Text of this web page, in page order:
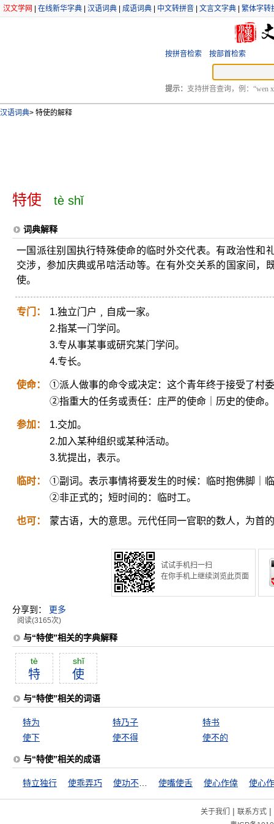
汉文学网 在线新华字典 汉语词典 成语词典 中文转拼音 文言文字典 繁体字转
按拼音检索 按部首检索
提示： 支持拼音查询，例：“wen
汉语词典> 特使的解释
特使 tè shǐ
词典解释
一国派往别国执行特殊使命的临时外交代表。有政治性和
交涉，参加庆典或吊唁活动等。在有外交关系的国家间，
使。
专门：
1.独立门户﹐自成一家。
2.指某一门学问。
3.专从事某事或研究某门学问。
4.专长。
使命：
①派人做事的命令或决定：这个青年终于接受了村
②指重大的任务或责任：庄严的使命｜历史的使命。
参加：
1.交加。
2.加入某种组织或某种活动。
3.犹提出，表示。
临时：
①副词。表示事情将要发生的时候：临时抱佛脚｜
②非正式的；短时间的：临时工。
也可： 蒙古语，大的意思。元代任同一官职的数人，为首
试试手机扫一扫
在你手机上继续浏览此页面
分享到： 更多
阅读(3165次)
与“特使”相关的字典解释
tè
特
shĭ
使
与“特使”相关的词语
特为 特乃子
特书
使下
使不得 使不的
与“特使”相关的成语
特立独行 使乖弄巧 使嘴使舌 使心作倖 使心
关于我们 | 联系方式|